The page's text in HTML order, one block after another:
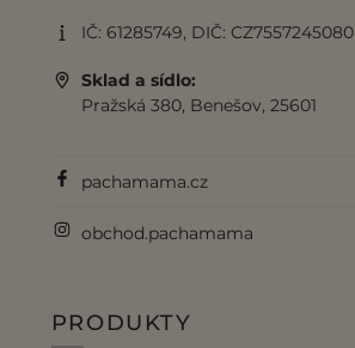
IČ: 61285749, DIČ: CZ7557245080
Sklad a sídlo:
Pražská 380, Benešov, 25601
pachamama.cz
obchod.pachamama
PRODUKTY